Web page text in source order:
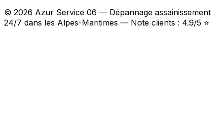
© 2026 Azur Service 06 — Dépannage assainissement
24/7 dans les Alpes-Maritimes — Note clients : 4.9/5 ⭐